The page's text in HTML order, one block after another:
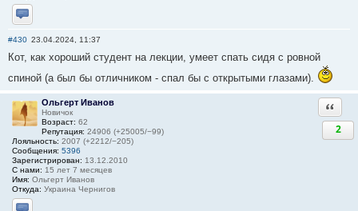
Отправить личное сообщение
#430 23.04.2024, 11:37
Кот, как хороший студент на лекции, умеет спать сидя с ровной
спиной (а был бы отличником - спал бы с открытыми глазами).
Ольгерт Иванов
Новичок
Возраст: 62
Репутация: 24906 (+25005/−99)
Лояльность: 2007 (+2212/−205)
Сообщения: 5396
Зарегистрирован: 13.12.2010
С нами: 15 лет 7 месяцев
Имя: Ольгерт Иванов
Откуда: Украина Чернигов
2